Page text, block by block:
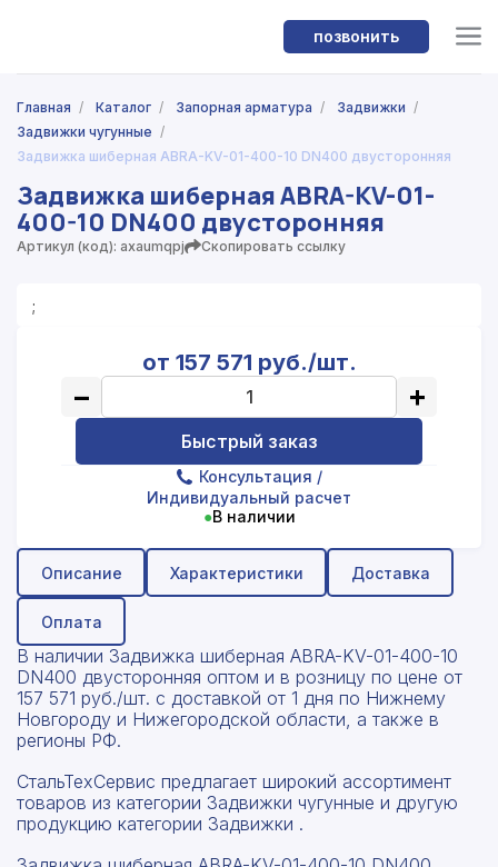
позвонить
Главная / Каталог / Запорная арматура / Задвижки /
Задвижки чугунные /
Задвижка шиберная ABRA-KV-01-400-10 DN400 двусторонняя
Задвижка шиберная ABRA-KV-01-
400-10 DN400 двусторонняя
Артикул (код): axaumqpj Скопировать ссылку
;
от 157 571 руб./шт.
− +
Быстрый заказ
Консультация /
Индивидуальный расчет
●В наличии
Описание Характеристики Доставка
Оплата
В наличии Задвижка шиберная ABRA-KV-01-400-10
DN400 двусторонняя оптом и в розницу по цене от
157 571 руб./шт. с доставкой от 1 дня по Нижнему
Новгороду и Нижегородской области, а также в
регионы РФ.
СтальТехСервис предлагает широкий ассортимент
товаров из категории Задвижки чугунные и другую
продукцию категории Задвижки .